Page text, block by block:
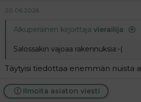
20.06.2026
Alkuperäinen kirjoittaja vierailija:
Salossakin vajoaa rakennuksia:-(
Täytyisi tiedottaa enemmän nuista
Ilmoita asiaton viesti